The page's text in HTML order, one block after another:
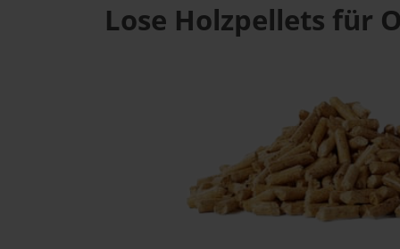
Lose Holzpellets für